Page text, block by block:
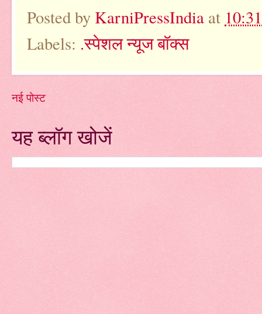
Posted by KarniPressIndia at
Labels: .स्पेशल न्यूज बॉक्स
नई पोस्ट
यह ब्लॉग खोजें